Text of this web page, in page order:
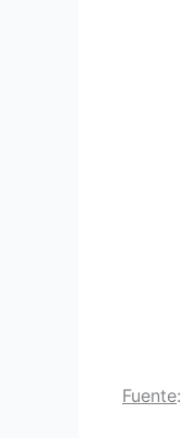
Fuente: